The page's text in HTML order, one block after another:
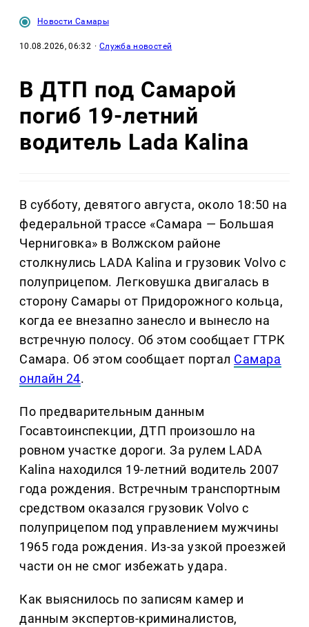
Новости Самары
10.08.2026, 06:32 · Служба новостей
В ДТП под Самарой
погиб 19-летний
водитель Lada Kalina
В субботу, девятого августа, около 18:50 на
федеральной трассе «Самара — Большая
Черниговка» в Волжском районе
столкнулись LADA Kalina и грузовик Volvo с
полуприцепом. Легковушка двигалась в
сторону Самары от Придорожного кольца,
когда ее внезапно занесло и вынесло на
встречную полосу. Об этом сообщает ГТРК
Самара. Об этом сообщает портал Самара
онлайн 24.
По предварительным данным
Госавтоинспекции, ДТП произошло на
ровном участке дороги. За рулем LADA
Kalina находился 19-летний водитель 2007
года рождения. Встречным транспортным
средством оказался грузовик Volvo с
полуприцепом под управлением мужчины
1965 года рождения. Из-за узкой проезжей
части он не смог избежать удара.
Как выяснилось по записям камер и
данным экспертов-криминалистов,